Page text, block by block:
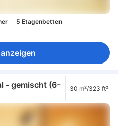
5 Etagenbetten
- gemischt (6-
30 m²/323 ft²